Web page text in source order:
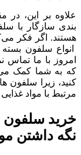
علاوه بر این، در
بندی سازگار با
هستند. اگر فکر
انواع سلفون
امروز با ما
که به شما کمک
کنید، زیرا سلفون
مرتبط با مواد
خرید سلفون
نگه داشتن